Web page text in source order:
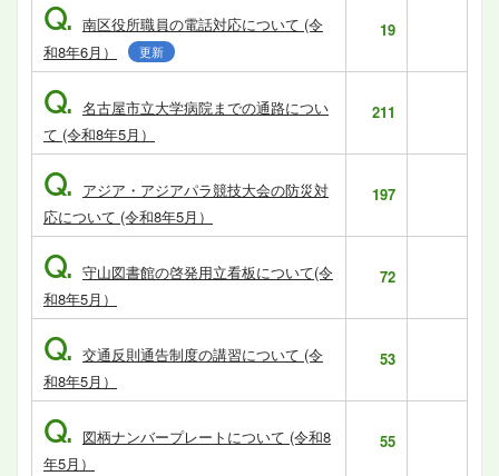
Q. 南区役所職員の電話対応について (令
和8年6月）
更新
19
Q. 名古屋市立大学病院までの通路につい
て (令和8年5月）
211
Q. アジア・アジアパラ競技大会の防災対
応について (令和8年5月）
197
Q. 守山図書館の啓発用立看板について(令
和8年5月）
72
Q. 交通反則通告制度の講習について (令
和8年5月）
53
Q. 図柄ナンバープレートについて (令和8
年5月）
55